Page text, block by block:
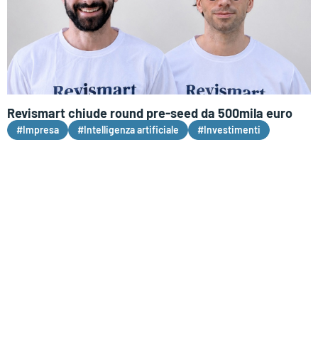
Revismart chiude round pre-seed da 500mila euro
#Impresa #Intelligenza artificiale #Investimenti